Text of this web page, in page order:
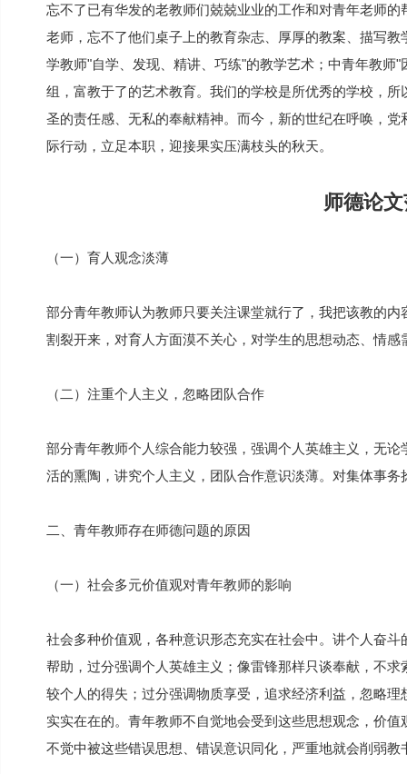
忘不了已有华发的老教师们兢兢业业的工作和对青年老师
老师，忘不了他们桌子上的教育杂志、厚厚的教案、描写
学教师"自学、发现、精讲、巧练"的教学艺术；中青年教
组，富教于了的艺术教育。我们的学校是所优秀的学校，
圣的责任感、无私的奉献精神。而今，新的世纪在呼唤，
际行动，立足本职，迎接果实压满枝头的秋天。
师德论
（一）育人观念淡薄
部分青年教师认为教师只要关注课堂就行了，我把该教的
割裂开来，对育人方面漠不关心，对学生的思想动态、情
（二）注重个人主义，忽略团队合作
部分青年教师个人综合能力较强，强调个人英雄主义，无
活的熏陶，讲究个人主义，团队合作意识淡薄。对集体事
二、青年教师存在师德问题的原因
（一）社会多元价值观对青年教师的影响
社会多种价值观，各种意识形态充实在社会中。讲个人奋
帮助，过分强调个人英雄主义；像雷锋那样只谈奉献，不
较个人的得失；过分强调物质享受，追求经济利益，忽略
实实在在的。青年教师不自觉地会受到这些思想观念，价
不觉中被这些错误思想、错误意识同化，严重地就会削弱教